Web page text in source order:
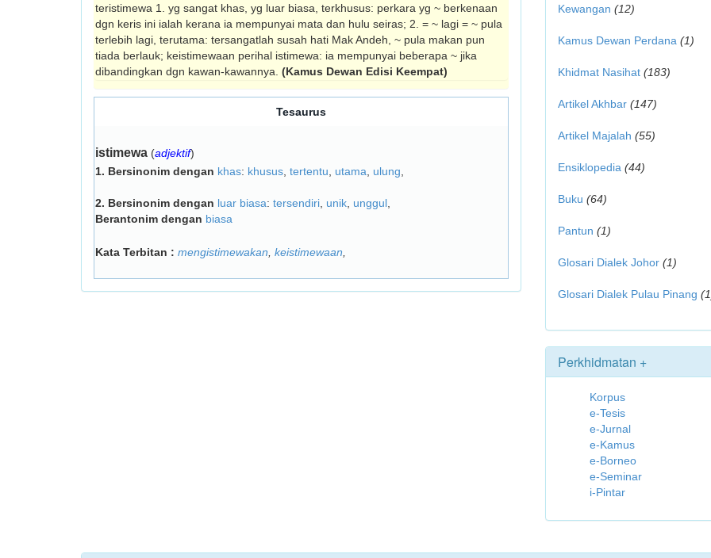
teristimewa 1. yg sangat khas, yg luar biasa, terkhusus: perkara yg ~ berkenaan
dgn keris ini ialah kerana ia mempunyai mata dan hulu seiras; 2. = ~ lagi = ~ pula
terlebih lagi, terutama: tersangatlah susah hati Mak Andeh, ~ pula makan pun
tiada berlauk; keistimewaan perihal istimewa: ia mempunyai beberapa ~ jika
dibandingkan dgn kawan-kawannya. (Kamus Dewan Edisi Keempat)
Tesaurus
istimewa (adjektif)
1. Bersinonim dengan khas: khusus tertentu utama ulung
2. Bersinonim dengan luar biasa: tersendiri unik unggul
Berantonim dengan biasa
Kata Terbitan : mengistimewakan keistimewaan
Kewangan (12)
Kamus Dewan Perdana (1)
Khidmat Nasihat (183)
Artikel Akhbar (147)
Artikel Majalah (55)
Ensiklopedia (44)
Buku (64)
Pantun (1)
Glosari Dialek Johor (1)
Glosari Dialek Pulau Pinang
Perkhidmatan +
Korpus
e-Tesis
e-Jurnal
e-Kamus
e-Borneo
e-Seminar
i-Pintar